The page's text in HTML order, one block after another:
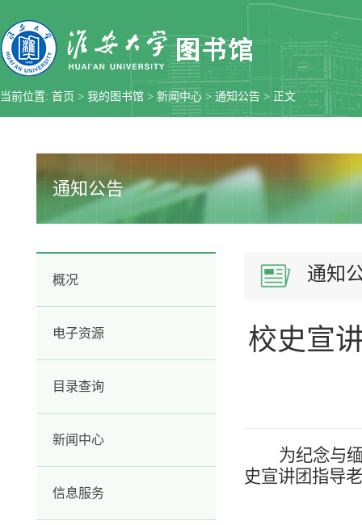
当前位置: 首页 > 我的图书馆 > 新闻中心 > 通知公告 > 正文
通知公告
概况
电子资源
目录查询
新闻中心
信息服务
通知
校史宣
为纪念与
史宣讲团指导